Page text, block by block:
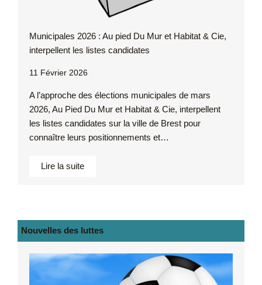
Municipales 2026 : Au pied Du Mur et Habitat & Cie,
interpellent les listes candidates
11 Février 2026
A l’approche des élections municipales de mars
2026, Au Pied Du Mur et Habitat & Cie, interpellent
les listes candidates sur la ville de Brest pour
connaître leurs positionnements et…
Lire la suite
Nouvelles des luttes